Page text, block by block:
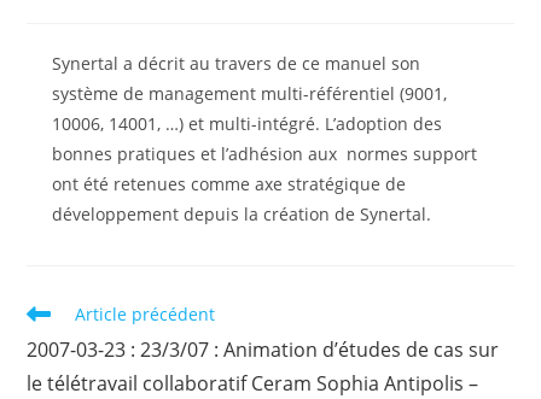
publication :
Synertal a décrit au travers de ce manuel son
système de management multi-référentiel (9001,
10006, 14001, …) et multi-intégré. L’adoption des
bonnes pratiques et l’adhésion aux normes support
ont été retenues comme axe stratégique de
développement depuis la création de Synertal.
Read
articles
Article précédent
2007-03-23 : 23/3/07 : Animation d’études de cas sur
le télétravail collaboratif Ceram Sophia Antipolis –